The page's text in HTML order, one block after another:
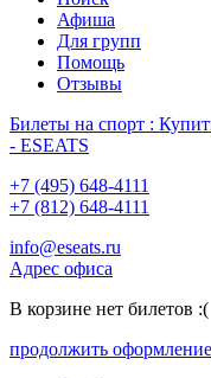
Афиша
Для групп
Помощь
Отзывы
Билеты на спорт :
- ESEATS
+7 (495) 648-4111
+7 (812) 648-4111
info@eseats.ru
Адрес офиса
В корзине нет билетов :(
продолжить оформление